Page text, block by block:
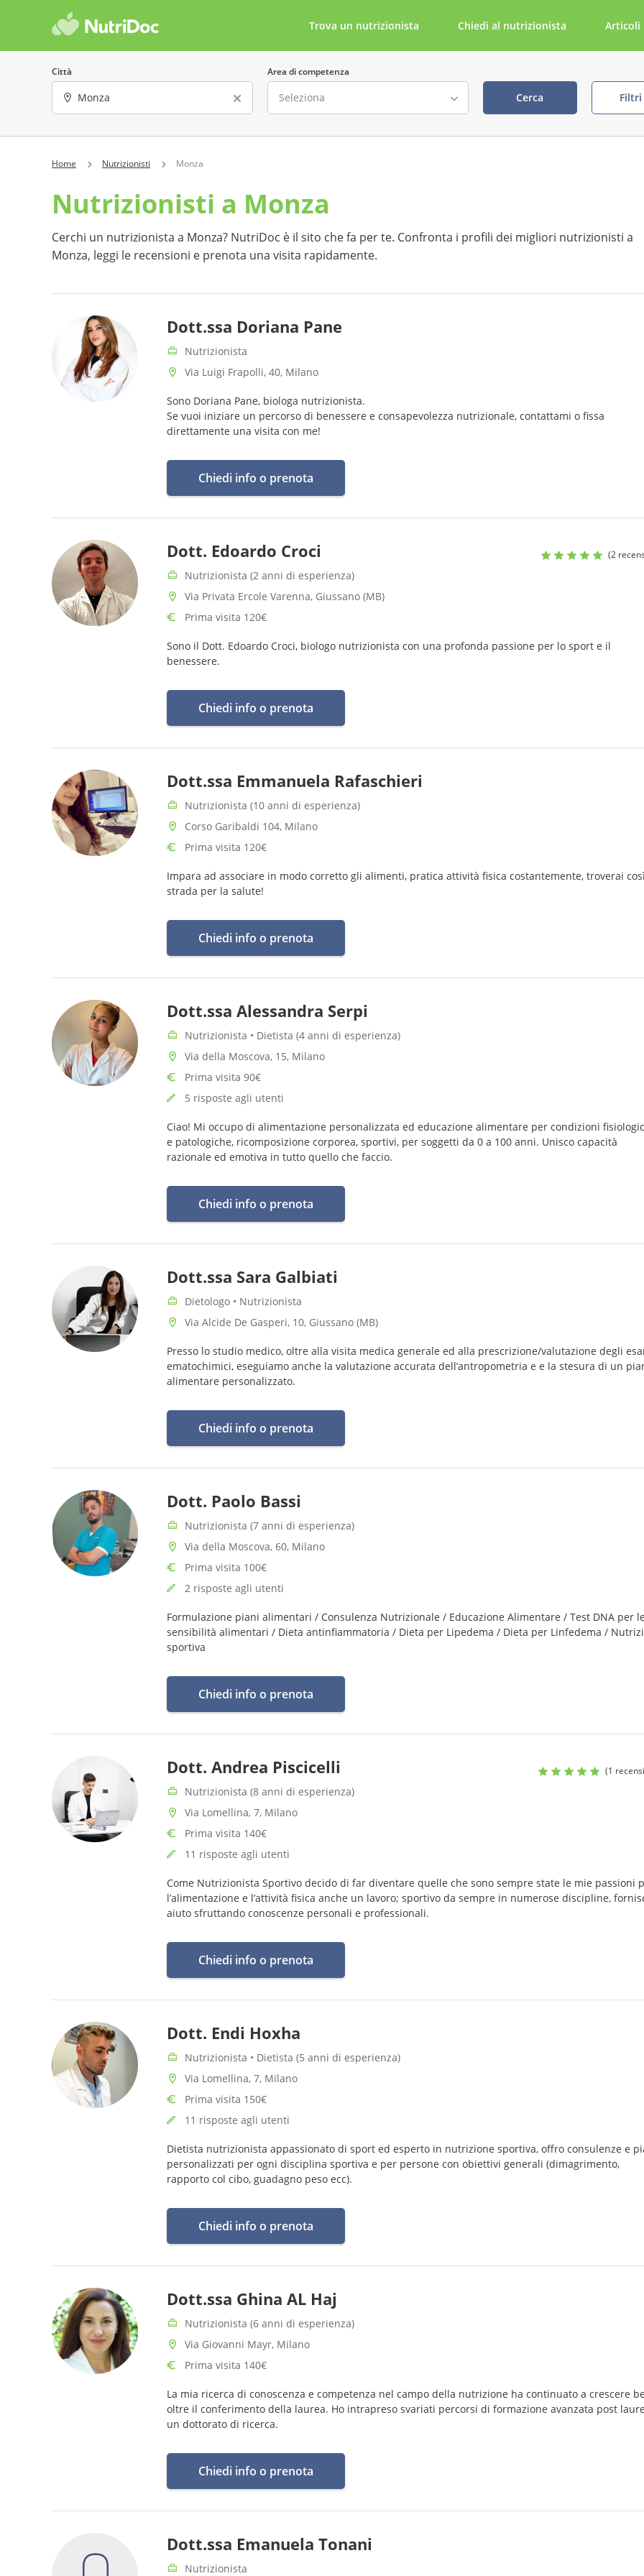
Trova un nutrizionista Chiedi al nutrizionista Articoli
Città Area di competenza
Cerca
Sesso Lingua parlata Cerca per parola chiave
Offre consulenze online
Costo della visita visibile
Ha almeno una recensione
Prenotabile tramite NutriDoc
Home Nutrizionisti Monza
Nutrizionisti a Monza
Cerchi un nutrizionista a Monza? NutriDoc è il sito che fa per te. Confronta i profili dei migliori nutrizionisti a
Monza, leggi le recensioni e prenota una visita rapidamente.
Dott.ssa Doriana Pane
Nutrizionista
Via Luigi Frapolli, 40, Milano
Sono Doriana Pane, biologa nutrizionista.
Se vuoi iniziare un percorso di benessere e consapevolezza nutrizionale, contattami o fissa
direttamente una visita con me!
Chiedi info o prenota
Dott. Edoardo Croci (2
Nutrizionista (2 anni di esperienza)
Via Privata Ercole Varenna, Giussano (MB)
Prima visita 120€
Sono il Dott. Edoardo Croci, biologo nutrizionista con una profonda passione per lo sport e il
benessere.
Chiedi info o prenota
Dott.ssa Emmanuela Rafaschieri
Nutrizionista (10 anni di esperienza)
Corso Garibaldi 104, Milano
Prima visita 120€
Impara ad associare in modo corretto gli alimenti, pratica attività fisica costantemente, troverai
strada per la salute!
Chiedi info o prenota
Dott.ssa Alessandra Serpi
Nutrizionista • Dietista (4 anni di esperienza)
Via della Moscova, 15, Milano
Prima visita 90€
5 risposte agli utenti
Ciao! Mi occupo di alimentazione personalizzata ed educazione alimentare per condizioni
e patologiche, ricomposizione corporea, sportivi, per soggetti da 0 a 100 anni. Unisco capacità
razionale ed emotiva in tutto quello che faccio.
Chiedi info o prenota
Dott.ssa Sara Galbiati
Dietologo • Nutrizionista
Via Alcide De Gasperi, 10, Giussano (MB)
Presso lo studio medico, oltre alla visita medica generale ed alla prescrizione/valutazione degli
ematochimici, eseguiamo anche la valutazione accurata dell’antropometria e e la stesura di un
alimentare personalizzato.
Chiedi info o prenota
Dott. Paolo Bassi
Nutrizionista (7 anni di esperienza)
Via della Moscova, 60, Milano
Prima visita 100€
2 risposte agli utenti
Formulazione piani alimentari / Consulenza Nutrizionale / Educazione Alimentare / Test DNA per
sensibilità alimentari / Dieta antinfiammatoria / Dieta per Lipedema / Dieta per Linfedema /
sportiva
Chiedi info o prenota
Dott. Andrea Piscicelli (1
Nutrizionista (8 anni di esperienza)
Via Lomellina, 7, Milano
Prima visita 140€
11 risposte agli utenti
Come Nutrizionista Sportivo decido di far diventare quelle che sono sempre state le mie passioni
l’alimentazione e l’attività fisica anche un lavoro; sportivo da sempre in numerose discipline,
aiuto sfruttando conoscenze personali e professionali.
Chiedi info o prenota
Dott. Endi Hoxha
Nutrizionista • Dietista (5 anni di esperienza)
Via Lomellina, 7, Milano
Prima visita 150€
11 risposte agli utenti
Dietista nutrizionista appassionato di sport ed esperto in nutrizione sportiva, offro consulenze e
personalizzati per ogni disciplina sportiva e per persone con obiettivi generali (dimagrimento,
rapporto col cibo, guadagno peso ecc).
Chiedi info o prenota
Dott.ssa Ghina AL Haj
Nutrizionista (6 anni di esperienza)
Via Giovanni Mayr, Milano
Prima visita 140€
La mia ricerca di conoscenza e competenza nel campo della nutrizione ha continuato a crescere
oltre il conferimento della laurea. Ho intrapreso svariati percorsi di formazione avanzata post
un dottorato di ricerca.
Chiedi info o prenota
Dott.ssa Emanuela Tonani
Nutrizionista